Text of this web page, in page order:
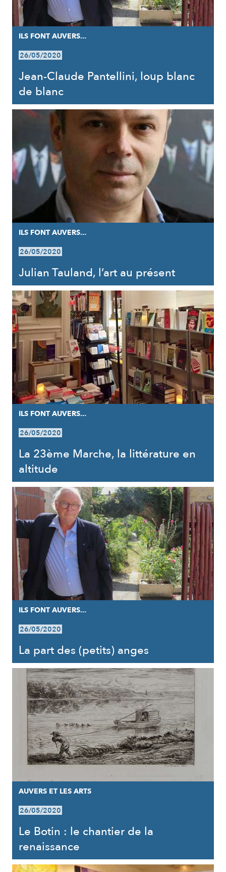
ILS FONT AUVERS...
26/05/2020
Jean-Claude Pantellini, loup blanc
de blanc
ILS FONT AUVERS...
26/05/2020
Julian Tauland, l’art au présent
ILS FONT AUVERS...
26/05/2020
La 23ème Marche, la littérature en
altitude
ILS FONT AUVERS...
26/05/2020
La part des (petits) anges
AUVERS ET LES ARTS
26/05/2020
Le Botin : le chantier de la
renaissance